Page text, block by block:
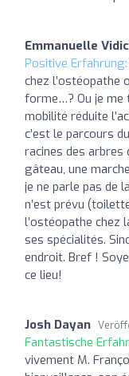
Emmanuelle
Positive Erfahrung:
chez l’ostéopathe
forme…? Ou je me
mobilité réduite
c’est le parcours
racines des arbres
gâteau, une
je ne parle pas de
n’est prévu
l’ostéopathe chez
ses spécialités.
endroit. Bref !
ce lieu!
Josh Dayan
Fantastische
vivement M.